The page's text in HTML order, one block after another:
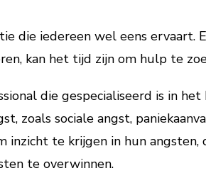
die iedereen wel eens ervaart.
kan het tijd zijn om hulp te
die gespecialiseerd is in
zoals sociale angst,
inzicht te krijgen in hun
te overwinnen.